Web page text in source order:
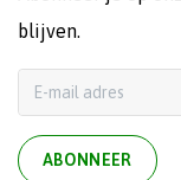
blijven.
ABONNEER